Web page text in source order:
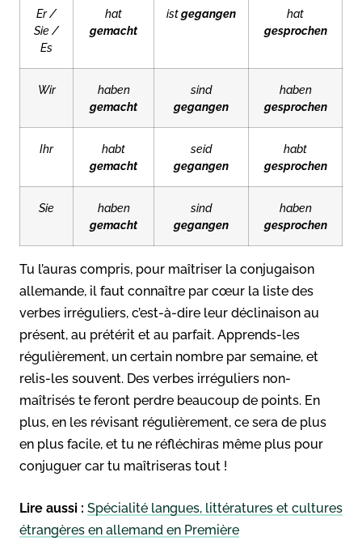
Er /
Sie /
Es
hat
gemacht
istgegangen
hat
gesprochen
Wir
haben
gemacht
sind
gegangen
haben
gesprochen
Ihr
habt
gemacht
seid
gegangen
habt
gesprochen
Sie
haben
gemacht
sind
gegangen
haben
gesprochen
Tu l’auras compris, pour maîtriser la conjugaison
allemande, il faut connaître par cœur la liste des
verbes irréguliers, c’est-à-dire leur déclinaison au
présent, au prétérit et au parfait. Apprends-les
régulièrement, un certain nombre par semaine, et
relis-les souvent. Des verbes irréguliers non-
maîtrisés te feront perdre beaucoup de points. En
plus, en les révisant régulièrement, ce sera de plus
en plus facile, et tu ne réfléchiras même plus pour
conjuguer car tu maîtriseras tout !
Lire aussi : Spécialité langues, littératures et cultures
étrangères en allemand en Première